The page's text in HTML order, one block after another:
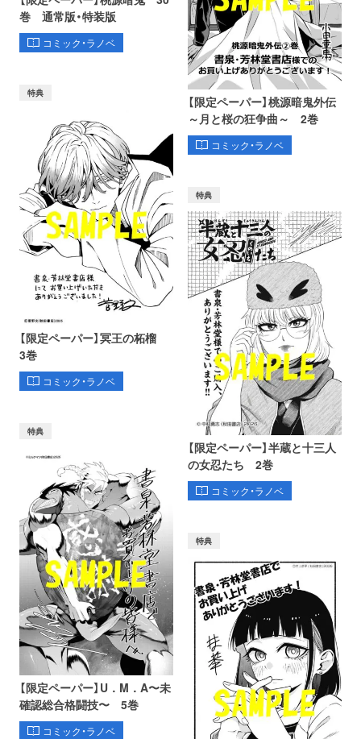
巻 通常版・特装版
コミック・ラノベ
【限定ペーパー】桃源暗鬼外伝
～月と桜の狂争曲～ 2巻
コミック・ラノベ
特典
【限定ペーパー】冥王の柘榴
3巻
コミック・ラノベ
特典
【限定ペーパー】半蔵と十三人
の女忍たち 2巻
コミック・ラノベ
特典
【限定ペーパー】U．M．A〜未
確認総合格闘技〜 5巻
コミック・ラノベ
特典